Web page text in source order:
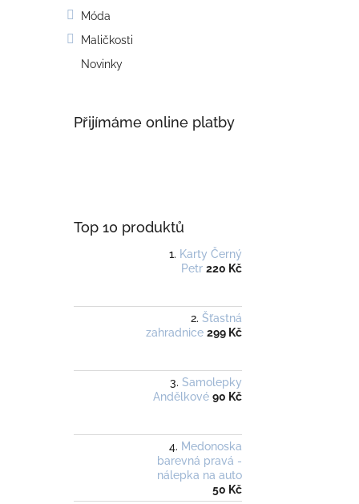
Móda
Maličkosti
Novinky
Přijímáme online platby
Top 10 produktů
Karty Černý
Petr 220 Kč
Šťastná
zahradnice 299 Kč
Samolepky
Andělkové 90 Kč
Medonoska
barevná pravá -
nálepka na auto
50 Kč